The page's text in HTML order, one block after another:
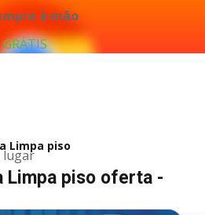
à mão
lugar
Limpa piso
Limpa piso oferta -